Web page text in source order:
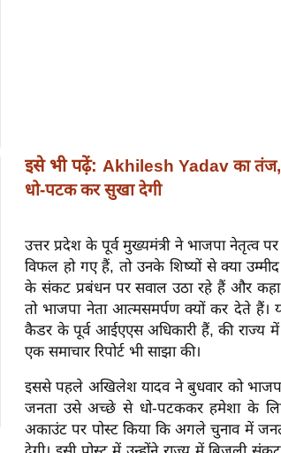
इसे भी पढ़ें: Akhilesh Yadav का तंज,
धो-पटक कर सुखा देगी
उत्तर प्रदेश के पूर्व मुख्यमंत्री ने भाजपा नेतृत्व
विफल हो गए हैं, तो उनके शिष्यों से क्या
के संकट प्रबंधन पर सवाल उठा रहे हैं और
तो भाजपा नेता आत्मसमर्पण क्यों कर देते हैं।
कैडर के पूर्व आईएएस अधिकारी हैं, की राज्य
एक समाचार रिपोर्ट भी साझा की।
इससे पहले अखिलेश यादव ने बुधवार को
जनता उसे अच्छे से धो-पटककर हमेशा के
अकाउंट पर पोस्ट किया कि अगले चुनाव में